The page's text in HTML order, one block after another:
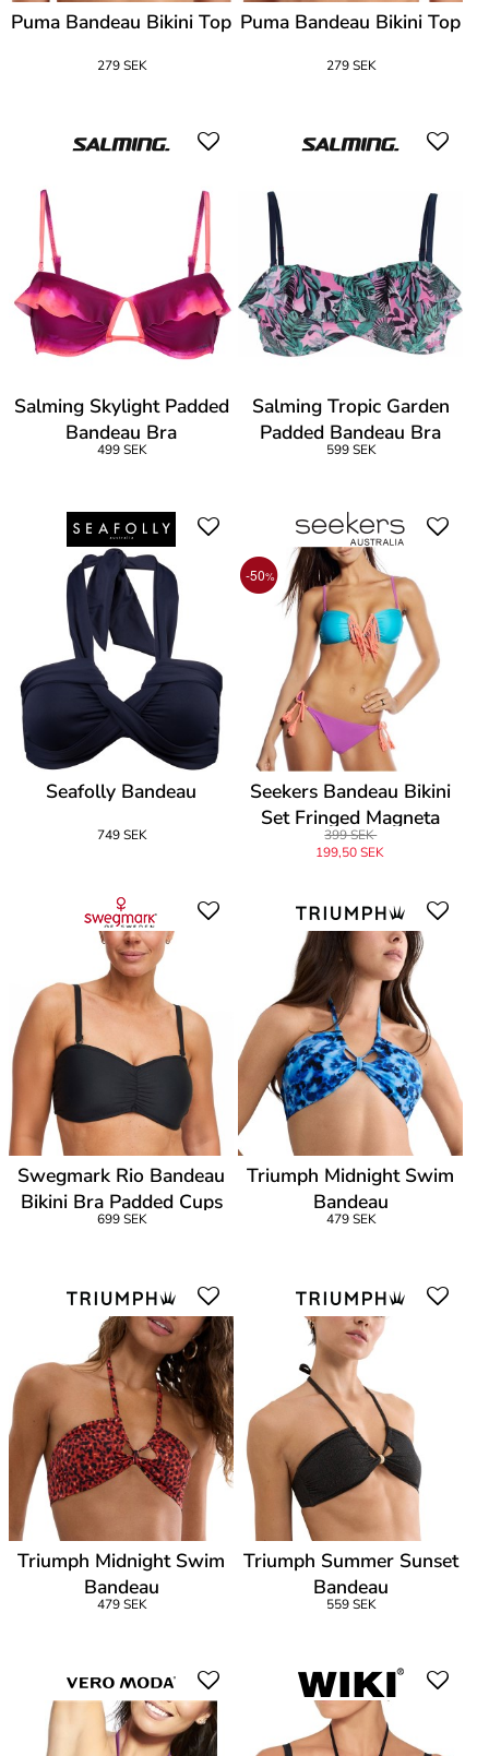
Puma Bandeau Bikini Top
279 SEK
Puma Bandeau Bikini Top
279 SEK
Salming Skylight Padded
Bandeau Bra
499 SEK
Salming Tropic Garden
Padded Bandeau Bra
599 SEK
Seafolly Bandeau
749 SEK
-50%
Seekers Bandeau Bikini
Set Fringed Magneta
399 SEK
199,50 SEK
Swegmark Rio Bandeau
Bikini Bra Padded Cups
699 SEK
Triumph Midnight Swim
Bandeau
479 SEK
Triumph Midnight Swim
Bandeau
479 SEK
Triumph Summer Sunset
Bandeau
559 SEK